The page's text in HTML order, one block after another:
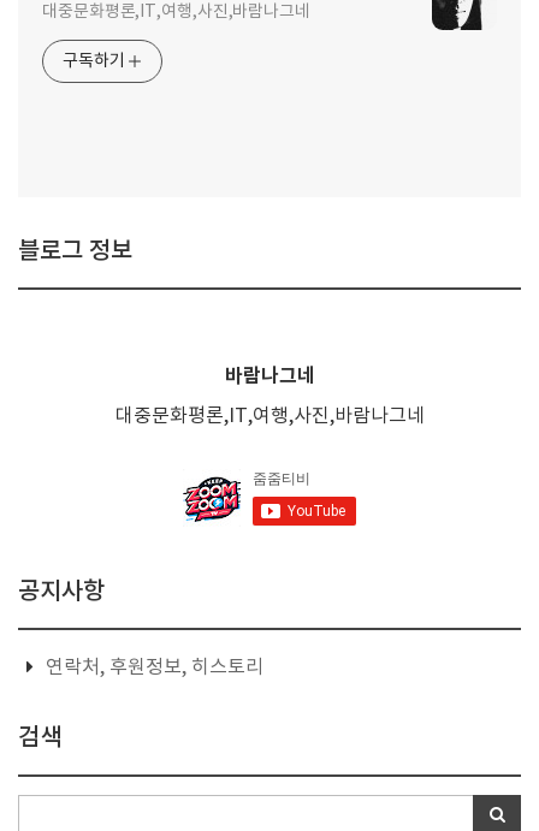
대중문화평론,IT,여행,사진,바람나그네
구독하기
블로그 정보
바람나그네
대중문화평론,IT,여행,사진,바람나그네
공지사항
연락처, 후원정보, 히스토리
검색